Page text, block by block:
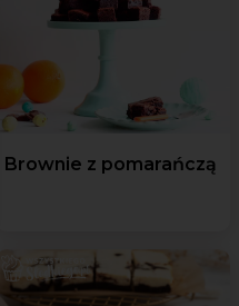
Brownie z pomarańczą